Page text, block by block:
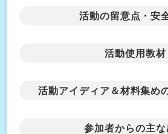
活動の留意点・安
活動使用教材
活動アイディア＆材料集め
参加者からの主な